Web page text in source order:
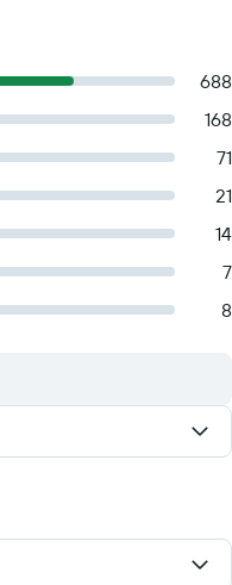
688
168
71
21
14
7
8